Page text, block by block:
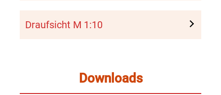
Draufsicht M 1:10
Downloads